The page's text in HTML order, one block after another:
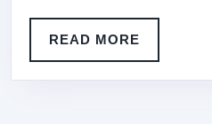
READ MORE
MORE